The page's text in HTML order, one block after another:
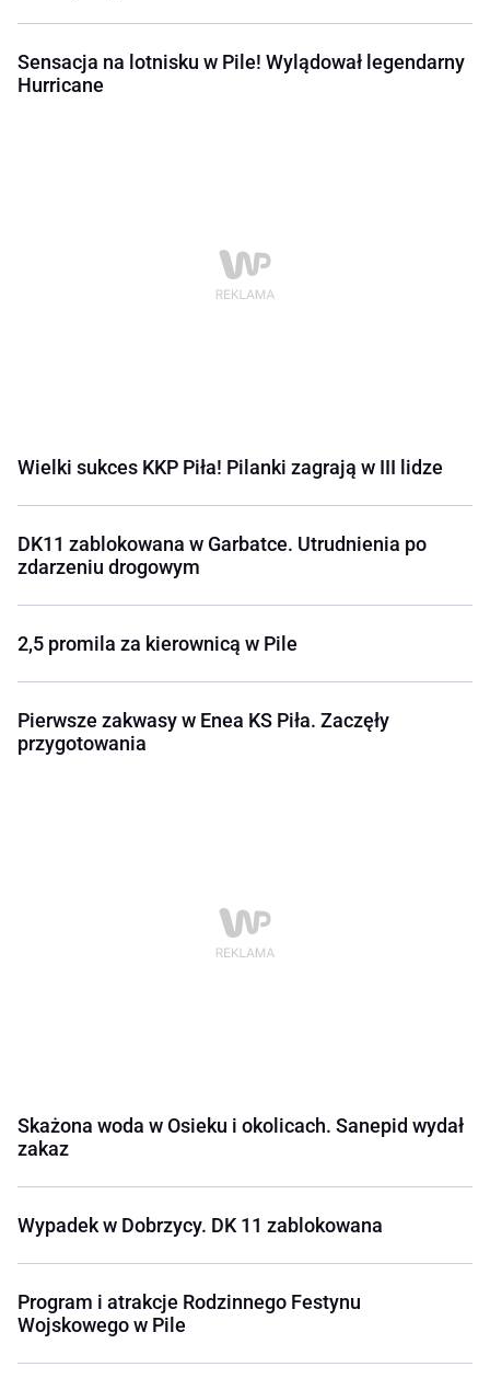
Sensacja na lotnisku w Pile! Wylądował legendarny
Hurricane
Wielki sukces KKP Piła! Pilanki zagrają w III lidze
DK11 zablokowana w Garbatce. Utrudnienia po
zdarzeniu drogowym
2,5 promila za kierownicą w Pile
Pierwsze zakwasy w Enea KS Piła. Zaczęły
przygotowania
Skażona woda w Osieku i okolicach. Sanepid wydał
zakaz
Wypadek w Dobrzycy. DK 11 zablokowana
Program i atrakcje Rodzinnego Festynu
Wojskowego w Pile